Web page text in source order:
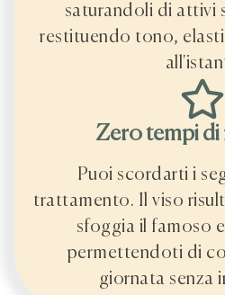
saturandoli di attivi
restituendo tono,
Zero tempi
Puoi scordarti i
trattamento. Il viso
sfoggia il famoso
permettendoti di
giornata senza